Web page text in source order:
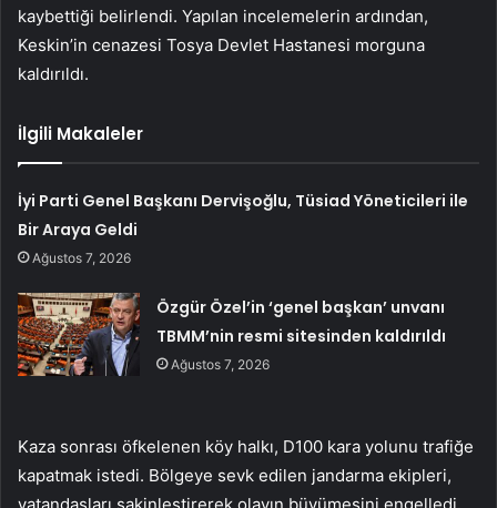
kaybettiği belirlendi. Yapılan incelemelerin ardından,
Keskin’in cenazesi Tosya Devlet Hastanesi morguna
kaldırıldı.
İlgili Makaleler
İyi Parti Genel Başkanı Dervişoğlu, Tüsiad Yöneticileri ile
Bir Araya Geldi
Ağustos 7, 2026
Özgür Özel’in ‘genel başkan’ unvanı
TBMM’nin resmi sitesinden kaldırıldı
Ağustos 7, 2026
Kaza sonrası öfkelenen köy halkı, D100 kara yolunu trafiğe
kapatmak istedi. Bölgeye sevk edilen jandarma ekipleri,